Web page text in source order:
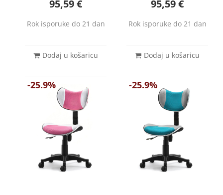
95,59€
Rok isporuke do 21 dan
Dodaj u košaricu
95,59€
Rok isporuke do 21 dan
Dodaj u košaricu
-25.9% -25.9%